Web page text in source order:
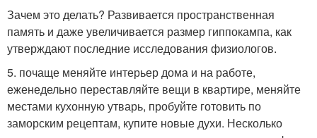
Зачем это делать? Развивается пространственная
память и даже увеличивается размер гиппокампа, как
утверждают последние исследования физиологов.
5. почаще меняйте интерьер дома и на работе,
еженедельно переставляйте вещи в квартире, меняйте
местами кухонную утварь, пробуйте готовить по
заморским рецептам, купите новые духи. Несколько